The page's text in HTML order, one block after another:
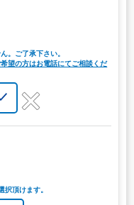
。ご了承下さい。
望の方はお電話にてご相談くだ
頂けます。